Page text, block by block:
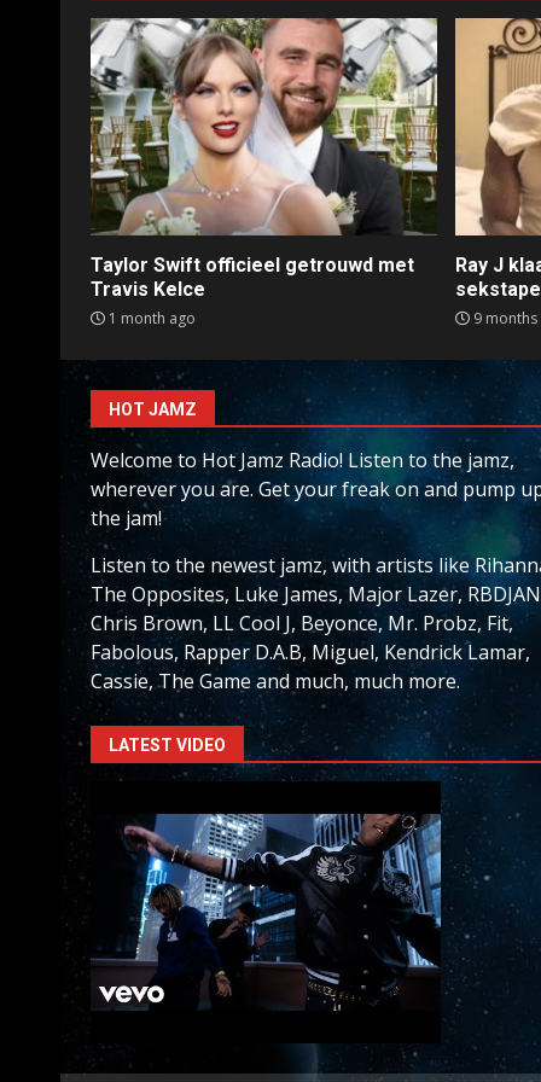
Taylor Swift officieel getrouwd met
Travis Kelce
1 month ago
Ray J
sekstape
9 months
HOT JAMZ
Welcome to Hot Jamz Radio! Listen to the jamz,
wherever you are. Get your freak on and pump
the jam!
Listen to the newest jamz, with artists like
The Opposites, Luke James, Major Lazer,
Chris Brown, LL Cool J, Beyonce, Mr. Probz, Fit,
Fabolous, Rapper D.A.B, Miguel, Kendrick Lamar,
Cassie, The Game and much, much more.
LATEST VIDEO